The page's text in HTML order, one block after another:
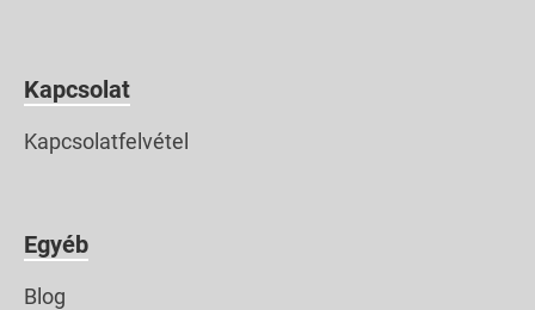
Kapcsolat
Kapcsolatfelvétel
Egyéb
Blog